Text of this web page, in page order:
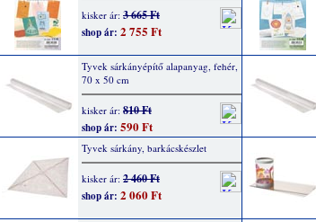
kisker ár: 3 665 Ft
shop ár: 2 755 Ft
Tyvek sárkányépítő alapanyag, fehér,
70 x 50 cm
kisker ár: 810 Ft
shop ár: 590 Ft
Tyvek sárkány, barkácskészlet
kisker ár: 2 460 Ft
shop ár: 2 060 Ft